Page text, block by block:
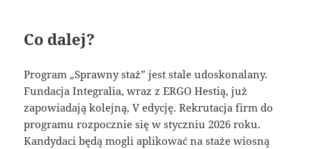
Co dalej?
Program „Sprawny staż” jest stale udoskonalany.
Fundacja Integralia, wraz z ERGO Hestią, już
zapowiadają kolejną, V edycję. Rekrutacja firm do
programu rozpocznie się w styczniu 2026 roku.
Kandydaci będą mogli aplikować na staże wiosną